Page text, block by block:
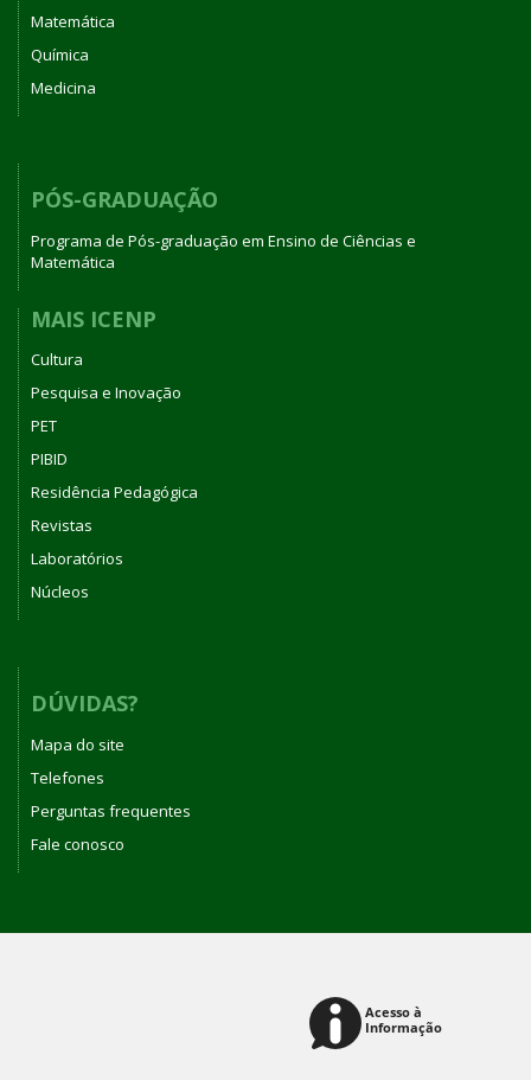
Matemática
Química
Medicina
PÓS-GRADUAÇÃO
Programa de Pós-graduação em Ensino de Ciências e
Matemática
MAIS ICENP
Cultura
Pesquisa e Inovação
PET
PIBID
Residência Pedagógica
Revistas
Laboratórios
Núcleos
DÚVIDAS?
Mapa do site
Telefones
Perguntas frequentes
Fale conosco